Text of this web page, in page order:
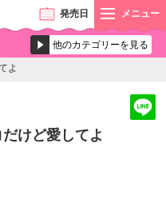
発売日 メニュー
よ
けど愛してよ